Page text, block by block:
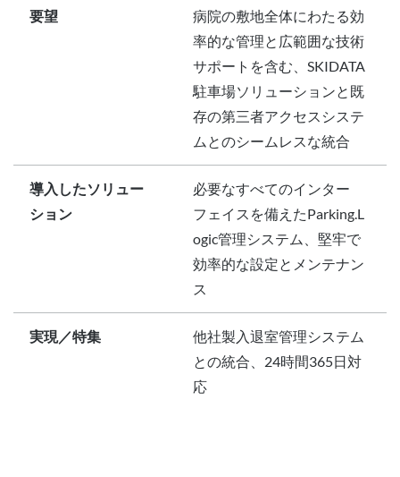
要望
病院の敷地全体にわたる効
率的な管理と広範囲な技術
サポートを含む、SKIDATA
駐車場ソリューションと既
存の第三者アクセスシステ
ムとのシームレスな統合
導入したソリュー
ション
必要なすべてのインター
フェイスを備えたParking.L
ogic管理システム、堅牢で
効率的な設定とメンテナン
ス
実現／特集
他社製入退室管理システム
との統合、24時間365日対
応